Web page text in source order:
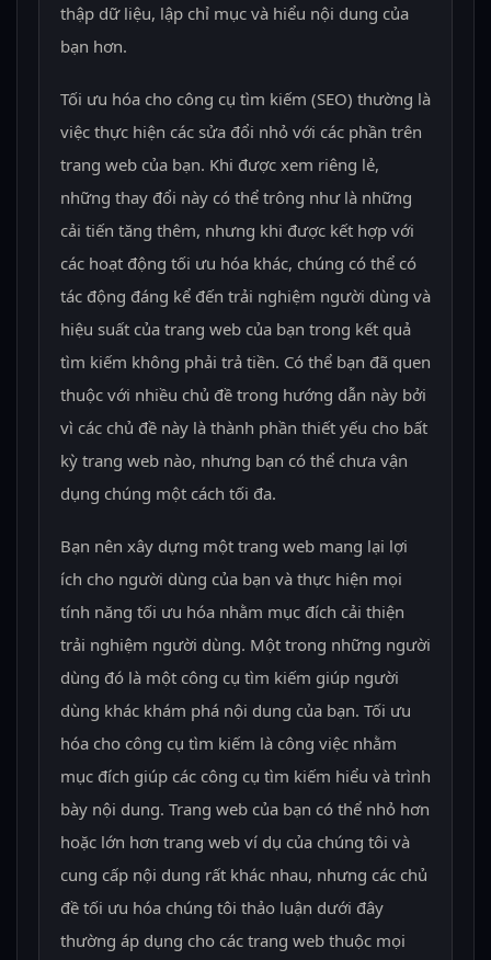
thập dữ liệu, lập chỉ mục và hiểu nội dung của
bạn hơn.
Tối ưu hóa cho công cụ tìm kiếm (SEO) thường là
việc thực hiện các sửa đổi nhỏ với các phần trên
trang web của bạn. Khi được xem riêng lẻ,
những thay đổi này có thể trông như là những
cải tiến tăng thêm, nhưng khi được kết hợp với
các hoạt động tối ưu hóa khác, chúng có thể có
tác động đáng kể đến trải nghiệm người dùng và
hiệu suất của trang web của bạn trong kết quả
tìm kiếm không phải trả tiền. Có thể bạn đã quen
thuộc với nhiều chủ đề trong hướng dẫn này bởi
vì các chủ đề này là thành phần thiết yếu cho bất
kỳ trang web nào, nhưng bạn có thể chưa vận
dụng chúng một cách tối đa.
Bạn nên xây dựng một trang web mang lại lợi
ích cho người dùng của bạn và thực hiện mọi
tính năng tối ưu hóa nhằm mục đích cải thiện
trải nghiệm người dùng. Một trong những người
dùng đó là một công cụ tìm kiếm giúp người
dùng khác khám phá nội dung của bạn. Tối ưu
hóa cho công cụ tìm kiếm là công việc nhằm
mục đích giúp các công cụ tìm kiếm hiểu và trình
bày nội dung. Trang web của bạn có thể nhỏ hơn
hoặc lớn hơn trang web ví dụ của chúng tôi và
cung cấp nội dung rất khác nhau, nhưng các chủ
đề tối ưu hóa chúng tôi thảo luận dưới đây
thường áp dụng cho các trang web thuộc mọi